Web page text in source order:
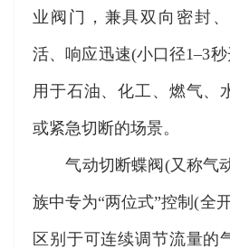
业阀门，兼具双向密封
活、响应迅速(小口径1–3
用于石油、化工、燃气、
或紧急切断的场景。
气动切断蝶阀(又称气
族中专为“两位式”控制(全
区别于可连续调节流量的